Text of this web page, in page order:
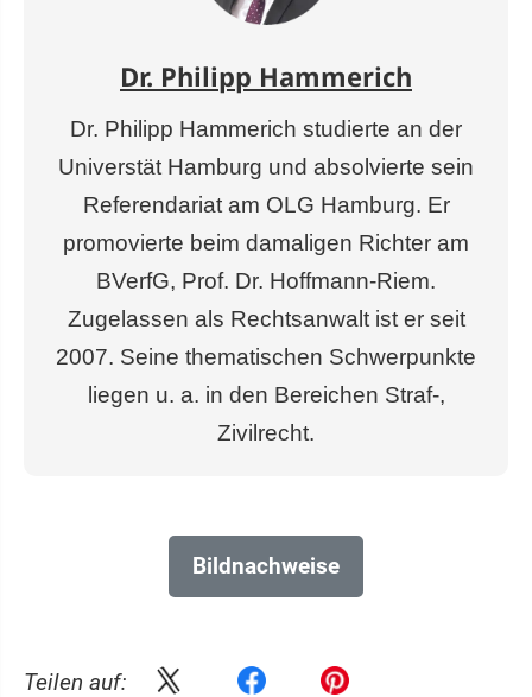
Dr. Philipp Hammerich
Dr. Philipp Hammerich studierte an der
Universtät Hamburg und absolvierte sein
Referendariat am OLG Hamburg. Er
promovierte beim damaligen Richter am
BVerfG, Prof. Dr. Hoffmann-Riem.
Zugelassen als Rechtsanwalt ist er seit
2007. Seine thematischen Schwerpunkte
liegen u. a. in den Bereichen Straf-,
Zivilrecht.
Bildnachweise
Teilen auf: